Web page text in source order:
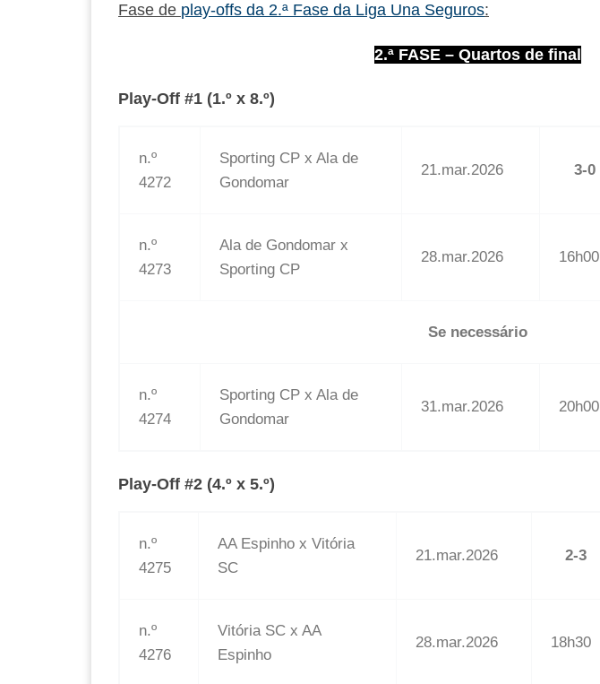
Fase de play-offs da 2.ª Fase da Liga Una Seguros:
2.ª FASE – Quartos de final
Play-Off #1 (1.º x 8.º)
n.º
4272
Sporting CP x Ala de
Gondomar
21.mar.2026 3-0
n.º
4273
Ala de Gondomar x
Sporting CP
28.mar.2026 16h00
Se necessário
n.º
4274
Sporting CP x Ala de
Gondomar
31.mar.2026 20h00
Play-Off #2 (4.º x 5.º)
n.º
4275
AA Espinho x Vitória
SC
21.mar.2026 2-3
n.º
4276
Vitória SC x AA
Espinho
28.mar.2026 18h30